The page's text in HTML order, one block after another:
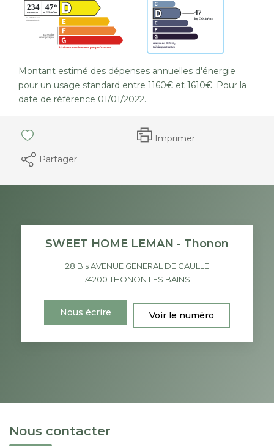
Montant estimé des dépenses annuelles d'énergie
pour un usage standard entre 1160€ et 1610€. Pour la
date de référence 01/01/2022.
Imprimer
Partager
SWEET HOME LEMAN - Thonon
28 Bis AVENUE GENERAL DE GAULLE
74200THONON LES BAINS
Nous écrire Voir le numéro
Nous contacter